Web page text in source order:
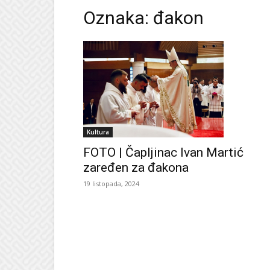
Oznaka: đakon
Kultura
FOTO | Čapljinac Ivan Martić
zaređen za đakona
19 listopada, 2024